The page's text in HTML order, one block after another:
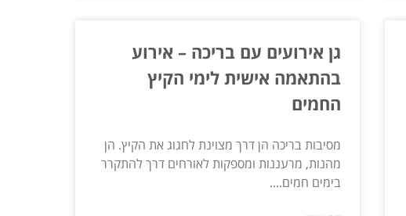
גן אירועים עם בריכה – אירוע
בהתאמה אישית לימי הקיץ
החמים
מסיבות בריכה הן דרך מצוינת לחגוג את הקיץ. הן
מהנות, מרעננות ומספקות לאורחים דרך להתקרר
בימים חמים....